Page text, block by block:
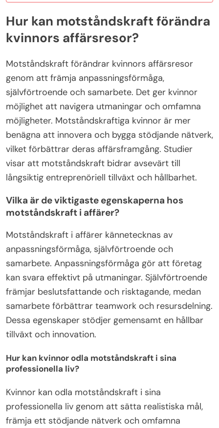
Hur kan motståndskraft förändra
kvinnors affärsresor?
Motståndskraft förändrar kvinnors affärsresor
genom att främja anpassningsförmåga,
självförtroende och samarbete. Det ger kvinnor
möjlighet att navigera utmaningar och omfamna
möjligheter. Motståndskraftiga kvinnor är mer
benägna att innovera och bygga stödjande nätverk,
vilket förbättrar deras affärsframgång. Studier
visar att motståndskraft bidrar avsevärt till
långsiktig entreprenöriell tillväxt och hållbarhet.
Vilka är de viktigaste egenskaperna hos
motståndskraft i affärer?
Motståndskraft i affärer kännetecknas av
anpassningsförmåga, självförtroende och
samarbete. Anpassningsförmåga gör att företag
kan svara effektivt på utmaningar. Självförtroende
främjar beslutsfattande och risktagande, medan
samarbete förbättrar teamwork och resursdelning.
Dessa egenskaper stödjer gemensamt en hållbar
tillväxt och innovation.
Hur kan kvinnor odla motståndskraft i sina
professionella liv?
Kvinnor kan odla motståndskraft i sina
professionella liv genom att sätta realistiska mål,
främja ett stödjande nätverk och omfamna